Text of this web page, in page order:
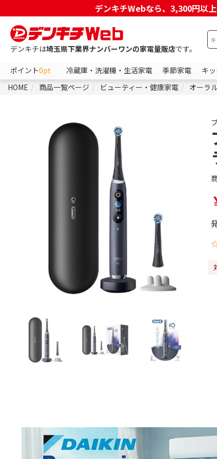
デンキチWebなら、3,300円以
デンキチは埼玉県下業界ナンバーワンの家電量販店です。
ポイント0pt 冷蔵庫・洗濯機・生活家電 季節家電 キ
HOME
商品一覧ページ ビューティー・健康家電 オーラ